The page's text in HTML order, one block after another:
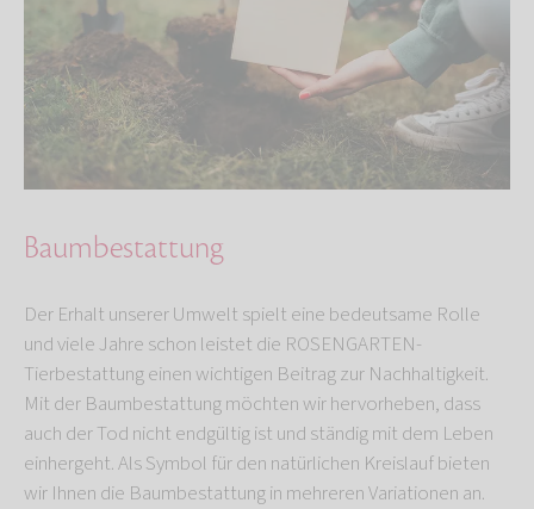
Baumbestattung
Der Erhalt unserer Umwelt spielt eine bedeutsame Rolle
und viele Jahre schon leistet die ROSENGARTEN-
Tierbestattung einen wichtigen Beitrag zur Nachhaltigkeit.
Mit der Baumbestattung möchten wir hervorheben, dass
auch der Tod nicht endgültig ist und ständig mit dem Leben
einhergeht. Als Symbol für den natürlichen Kreislauf bieten
wir Ihnen die Baumbestattung in mehreren Variationen an.